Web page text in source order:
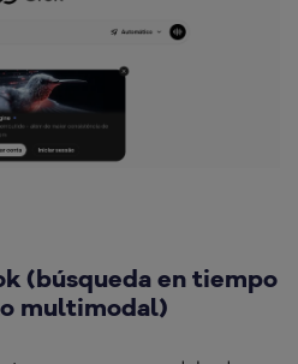
(búsqueda en tiempo
multimodal)